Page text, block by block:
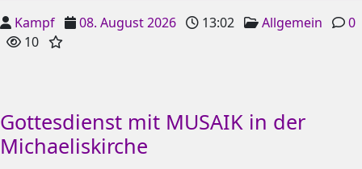
Kampf 08. August 2026 13:02 Allgemein
0
10
Gottesdienst mit MUSAIK in der
Michaeliskirche